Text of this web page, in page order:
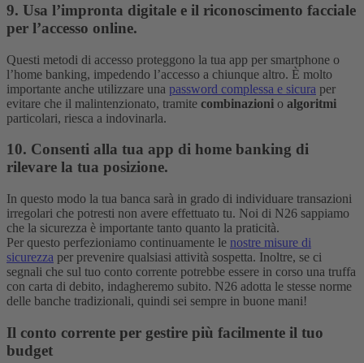
9. Usa l’impronta digitale e il riconoscimento facciale
per l’accesso online.
Questi metodi di accesso proteggono la tua app per smartphone o
l’home banking, impedendo l’accesso a chiunque altro. È molto
importante anche utilizzare una password complessa e sicura per
evitare che il malintenzionato, tramite combinazioni o algoritmi
particolari, riesca a indovinarla.
10. Consenti alla tua app di home banking di
rilevare la tua posizione.
In questo modo la tua banca sarà in grado di individuare transazioni
irregolari che potresti non avere effettuato tu. Noi di N26 sappiamo
che la sicurezza è importante tanto quanto la praticità.
Per questo perfezioniamo continuamente le nostre misure di
sicurezza per prevenire qualsiasi attività sospetta. Inoltre, se ci
segnali che sul tuo conto corrente potrebbe essere in corso una truffa
con carta di debito, indagheremo subito. N26 adotta le stesse norme
delle banche tradizionali, quindi sei sempre in buone mani!
Il conto corrente per gestire più facilmente il tuo
budget